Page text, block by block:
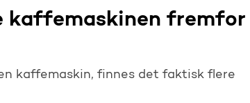
kaffemaskinen fremfor
kaffemaskin, finnes det faktisk flere